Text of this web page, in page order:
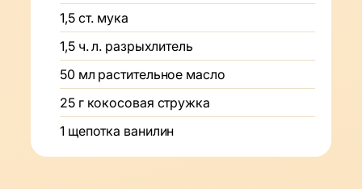
1,5 ст. мука
1,5 ч. л. разрыхлитель
50 мл растительное масло
25 г кокосовая стружка
1 щепотка ванилин